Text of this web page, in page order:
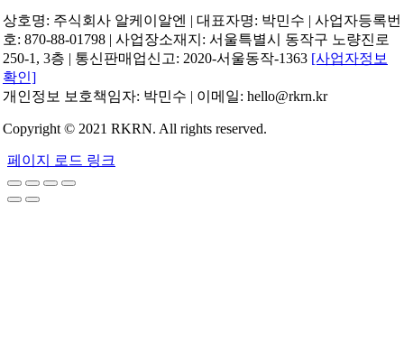
상호명: 주식회사 알케이알엔 | 대표자명: 박민수 | 사업자등록번
호: 870-88-01798 | 사업장소재지: 서울특별시 동작구 노량진로
250-1, 3층 | 통신판매업신고: 2020-서울동작-1363 [사업자정보
확인]
개인정보 보호책임자: 박민수 | 이메일: hello@rkrn.kr
Copyright © 2021 RKRN. All rights reserved.
페이지 로드 링크